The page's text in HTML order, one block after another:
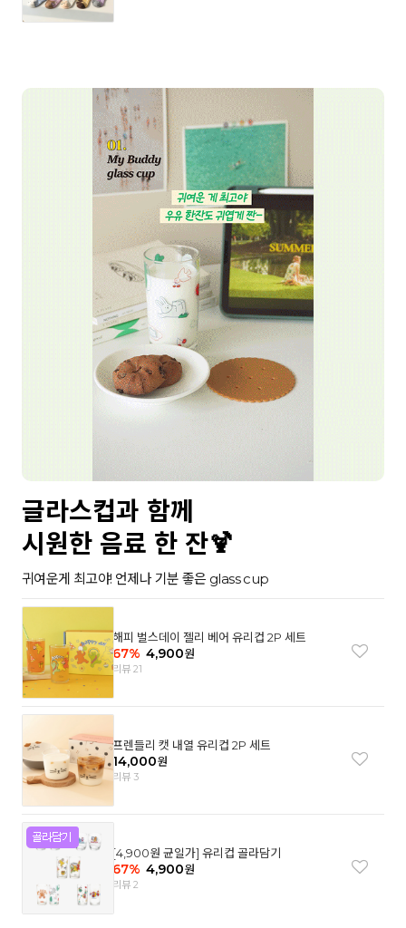
글라스컵과 함께
시원한 음료 한 잔🍹
귀여운게 최고야! 언제나 기분 좋은 glass cup
해피 벌스데이 젤리 베어 유리컵 2P 세트
67% 4,900원
리뷰 21
프렌들리 캣 내열 유리컵 2P 세트
14,000원
리뷰 3
[4,900원 균일가] 유리컵 골라담기
67% 4,900원
리뷰 2